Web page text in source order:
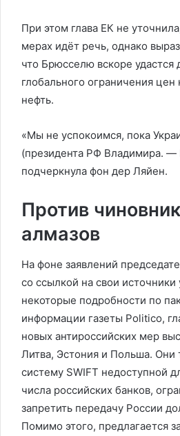
При этом глава ЕК не
мерах идёт речь, однако
что Брюсселю вскоре удастся
глобального ограничения цен
нефть.
«Мы не успокоимся, пока
(президента РФ Владимира. —
подчеркнула фон дер Ляйен.
Против
алмазов
На фоне заявлений
со ссылкой на свои
некоторые подробности по
информации газеты Politico,
новых антироссийских мер
Литва, Эстония и Польша. Они
систему SWIFT недоступной
числа российских банков,
запретить передачу России
Помимо этого, предлагается